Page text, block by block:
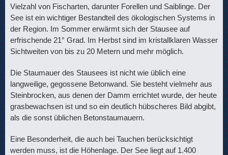
Vielzahl von Fischarten, darunter Forellen und Saiblinge. Der
See ist ein wichtiger Bestandteil des ökologischen Systems in
der Region. Im Sommer erwärmt sich der Stausee auf
erfrischende 21° Grad. Im Herbst sind im kristallklaren Wasser
Sichtweiten von bis zu 20 Metern und mehr möglich.
Die Staumauer des Stausees ist nicht wie üblich eine
langweilige, gegossene Betonwand. Sie besteht vielmehr aus
Steinbrocken, aus denen der Damm errichtet wurde, der heute
grasbewachsen ist und so ein deutlich hübscheres Bild abgibt,
als die sonst üblichen Betonstaumauern.
Eine Besonderheit, die auch bei Tauchen berücksichtigt
werden muss, ist die Höhenlage. Der See liegt auf 1.400